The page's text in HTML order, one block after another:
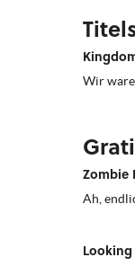
Wir
Zombie
Ah,